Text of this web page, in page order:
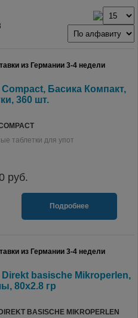
из Германии 3-4 недели
Compact, Басика Компакт,
360 шт.
таблетки для упот
руб.
Подробнее
из Германии 3-4 недели
Direkt basische Mikroperlen,
80х2.8 гр
BASISCHE MIKROPERLEN